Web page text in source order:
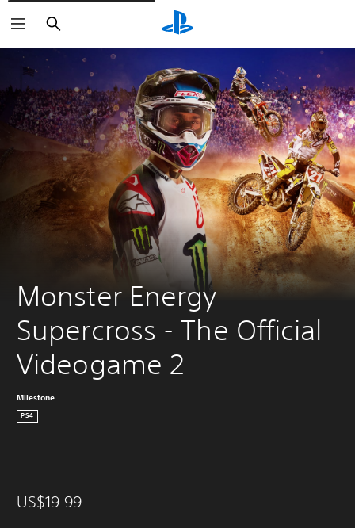
Buscar
Monster Energy
Supercross - The Official
Videogame 2
Milestone
PS4
US$19.99